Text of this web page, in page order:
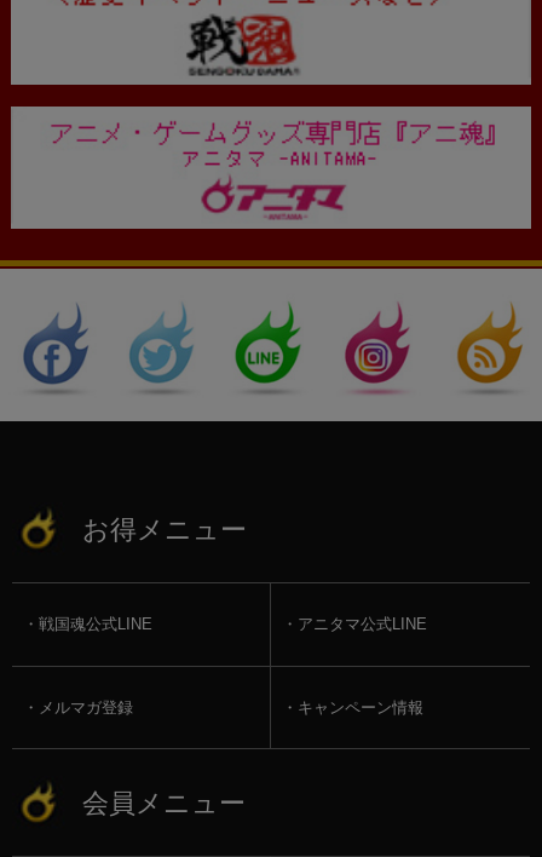
お得メニュー
戦国魂公式LINE アニタマ公式LINE
メルマガ登録 キャンペーン情報
会員メニュー